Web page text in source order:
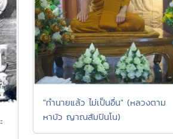
"ทำนายแล้ว ไม่เป็นอื่น" (หลวงตาม
หาบัว ญาณสัมปันโน)